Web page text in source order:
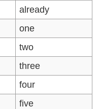
already
one
two
three
four
five